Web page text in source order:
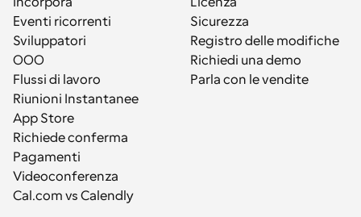
Eventi ricorrenti
Sviluppatori
OOO
Flussi di lavoro
Riunioni Instantanee
App Store
Richiede conferma
Pagamenti
Videoconferenza
Cal.com vs Calendly
Sicurezza
Registro delle modifiche
Richiedi una demo
Parla con le vendite